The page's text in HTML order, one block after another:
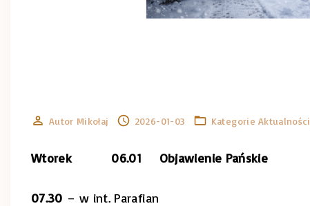
Autor Mikołaj 2026-01-03 Kategorie Aktualności
Wtorek 06.01 Objawienie Pańskie
07.30 – w int. Parafian